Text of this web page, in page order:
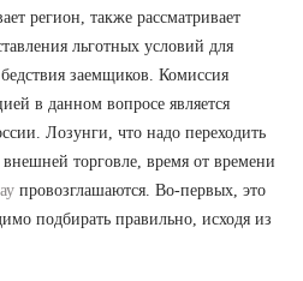
регион, также рассматривает
льготных условий для
заемщиков. Комиссия
в данном вопросе является
Лозунги, что надо переходить
торговле, время от времени
провозглашаются. Во-первых, это
подбирать правильно, исходя из